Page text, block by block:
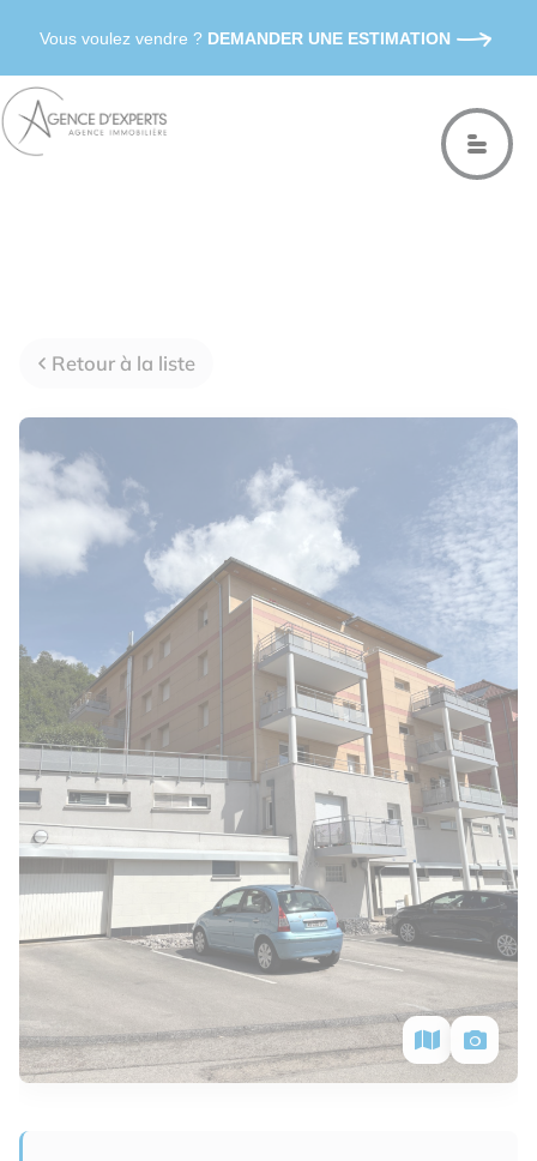
Vous voulez vendre ? DEMANDER UNE ESTIMATION
Retour à la liste